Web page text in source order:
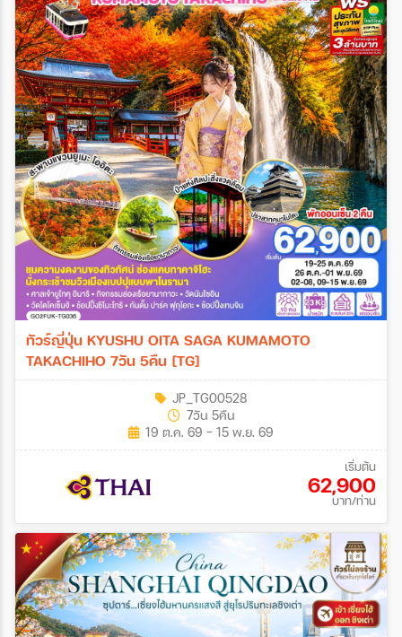
ทัวร์ญี่ปุ่น KYUSHU OITA SAGA KUMAMOTO
TAKACHIHO 7วัน 5คืน [TG]
JP_TG00528
7วัน 5คืน
19 ต.ค. 69 - 15 พ.ย. 69
เริ่มต้น
62,900
บาท/ท่าน